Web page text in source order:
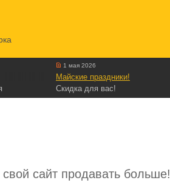
1 мая 2026
Майские праздники!
Скидка для вас!
свой сайт продавать больше!